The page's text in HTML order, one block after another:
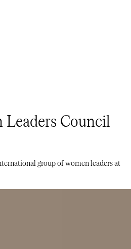
‌Global Women Leaders Council​​​​‌
group of women leaders at